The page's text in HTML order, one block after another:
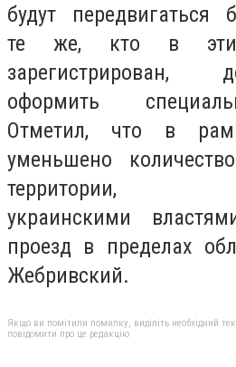
будут передвигаться
те же, кто в
оформить
Отметил, что в
уменьшено
территории,
украинскими
проезд в пределах
Жебривский.
Якщо ви помітили помилку, виділіть необхідний
повідомити про це редакцію